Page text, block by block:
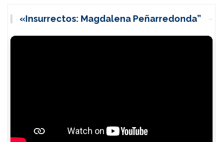
«Insurrectos: Magdalena Peñarredonda”